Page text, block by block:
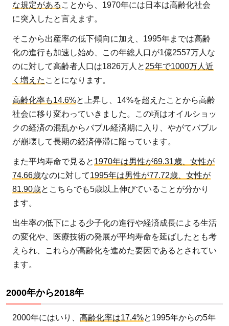
本
の
く
末
な規定がある ことから、1970年には日本は高齢化社会
に突入したと言えます。
そこから出産率の低下傾向に加え、1995年までは高齢
化の進行も加速し始め、この年総人口が1億2557万人な
のに対して高齢者人口は1826万人と 25年で1000万人近
く増えた ことになります。
高齢化率も14.6%と上昇し、14%を超えたことから高齢
社会に移り変わっていきました。この頃はオイルショッ
クの経済の混乱からバブル経済期に入り、やがてバブル
が崩壊して長期の経済停滞に陥っています。
また平均寿命で見ると 1970年は男性が69.31歳、女性が
74.66歳なのに対して1995年は男性が77.72歳、女性が
81.90歳とこちらでも5歳以上伸びていることが分かり
ます。
出生率の低下による少子化の進行や経済成長による生活
の変化や、医療技術の発展が平均寿命を延ばしたとも考
えられ、これらが高齢化を進めた要因であるとされてい
ます。
2000年から2018年
2000年にはいり、 高齢化率は17.4%と1995年からの5年